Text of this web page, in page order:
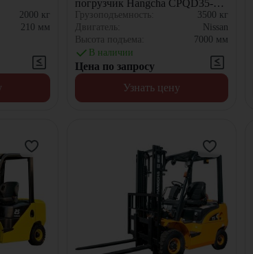
2000 кг
210 мм
погрузчик Hangcha CPQD35-
XRW22
Грузоподъемность: 3500 кг
Двигатель:
Nissan
Высота подъема:
7000 мм
В наличии
Цена по запросу
Узнать цену